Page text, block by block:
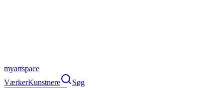
myartspace
VærkerKunstnere Søg